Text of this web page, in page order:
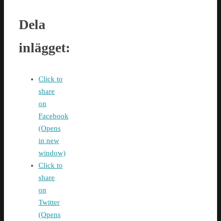
Dela
inlägget:
Click to
share
on
Facebook
(Opens
in new
window)
Click to
share
on
Twitter
(Opens